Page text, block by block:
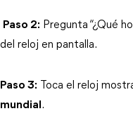
Paso 2: Pregunta “¿Qué
del reloj en pantalla.
Paso 3: Toca el reloj
mundial .